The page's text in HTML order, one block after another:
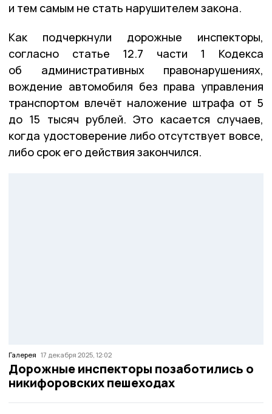
и тем самым не стать нарушителем закона.
Как подчеркнули дорожные инспекторы,
согласно статье 12.7 части 1 Кодекса
об административных правонарушениях,
вождение автомобиля без права управления
транспортом влечёт наложение штрафа от 5
до 15 тысяч рублей. Это касается случаев,
когда удостоверение либо отсутствует вовсе,
либо срок его действия закончился.
Галерея 17 декабря 2025, 12:02
Дорожные инспекторы позаботились о
никифоровских пешеходах